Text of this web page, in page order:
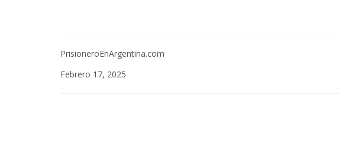
PrisioneroEnArgentina.com
Febrero 17, 2025